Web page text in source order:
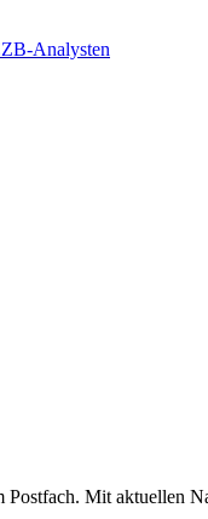
Analysten
Mit aktuellen